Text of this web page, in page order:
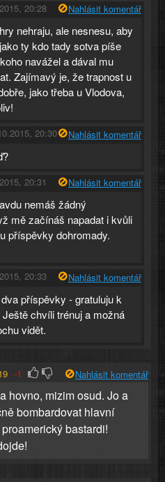
20:28 Nahlásit komentář
nehraju, ale nesnesu, aby
ty kdo tady sotva píše
navážel a dával mu
Zajímavý je, že trapnost u
jako třeba u Vlodova,
20:30 Nahlásit komentář
20:31 Nahlásit komentář
nemáš žádný
mě začínáš napadat i kvůli
příspěvky dohromady.
20:33 Nahlásit komentář
příspěvky - gratuluju k
chvíli trénuj a možná
vidět.
-1 Nahlásit komentář
hovno, mizim osud. Jo a
bombardovat hlavní
bastardi!